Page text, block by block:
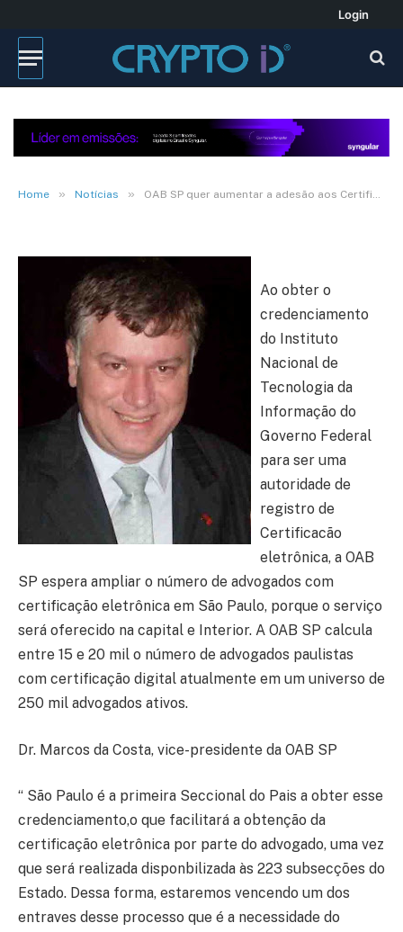
Login
Home » Notícias » OAB SP quer aumentar a adesão aos Certificados Digitais
NOTÍCIAS
OAB SP quer aumentar a
adesão aos Certificados
Digitais
Ao obter o
credenciamento
do Instituto
Nacional de
Tecnologia da
Informação do
Governo Federal
para ser uma
autoridade de
registro de
Certificacão
eletrônica, a OAB
SP espera ampliar o número de advogados com
certificação eletrônica em São Paulo, porque o serviço
será oferecido na capital e Interior. A OAB SP calcula
entre 15 e 20 mil o número de advogados paulistas
com certificação digital atualmente em um universo de
250 mil advogados ativos.
Dr. Marcos da Costa, vice-presidente da OAB SP
“ São Paulo é a primeira Seccional do Pais a obter esse
credenciamento,o que facilitará a obtenção da
certificação eletrônica por parte do advogado, uma vez
que será realizada disponbilizada às 223 subsecções do
Estado. Dessa forma, estaremos vencendo um dos
entraves desse processo que é a necessidade do